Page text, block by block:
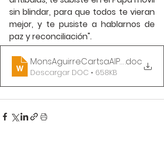
sin blindar, para que todos te vieran
mejor, y te pusiste a hablarnos de
paz y reconciliación".
MonsAguirreCartsaAlPapa
.doc
Descargar DOC • 658KB